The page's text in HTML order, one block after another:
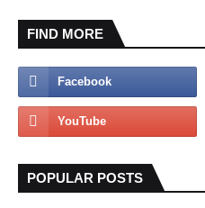
FIND MORE
POPULAR POSTS